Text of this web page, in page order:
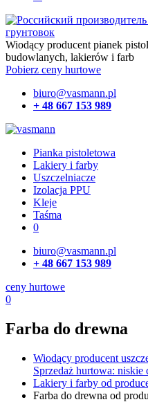
Wiodący producent pianek
budowlanych, lakierów i farb
Pobierz ceny hurtowe
biuro@vasmann.pl
+ 48 667 153 989
Pianka pistoletowa
Lakiery i farby
Uszczelniacze
Izolacja PPU
Kleje
Taśma
0
biuro@vasmann.pl
+ 48 667 153 989
ceny hurtowe
0
Farba do drewna
Wiodący producent
Sprzedaż hurtowa: niskie
Lakiery i farby od
Farba do drewna od